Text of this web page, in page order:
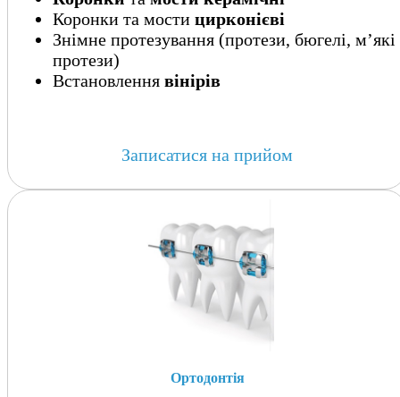
Коронки та мости цирконієві
Знімне протезування (протези, бюгелі, м’які
протези)
Встановлення вінірів
Записатися на прийом
Ортодонтія